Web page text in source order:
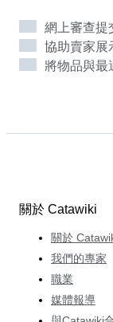
憶。正是這種人
情，致力於如何
與親朋好友一起
網上審查提
協助賣家展
將物品與最
關於 Catawiki
關於
我們的專家
職業
媒體報導